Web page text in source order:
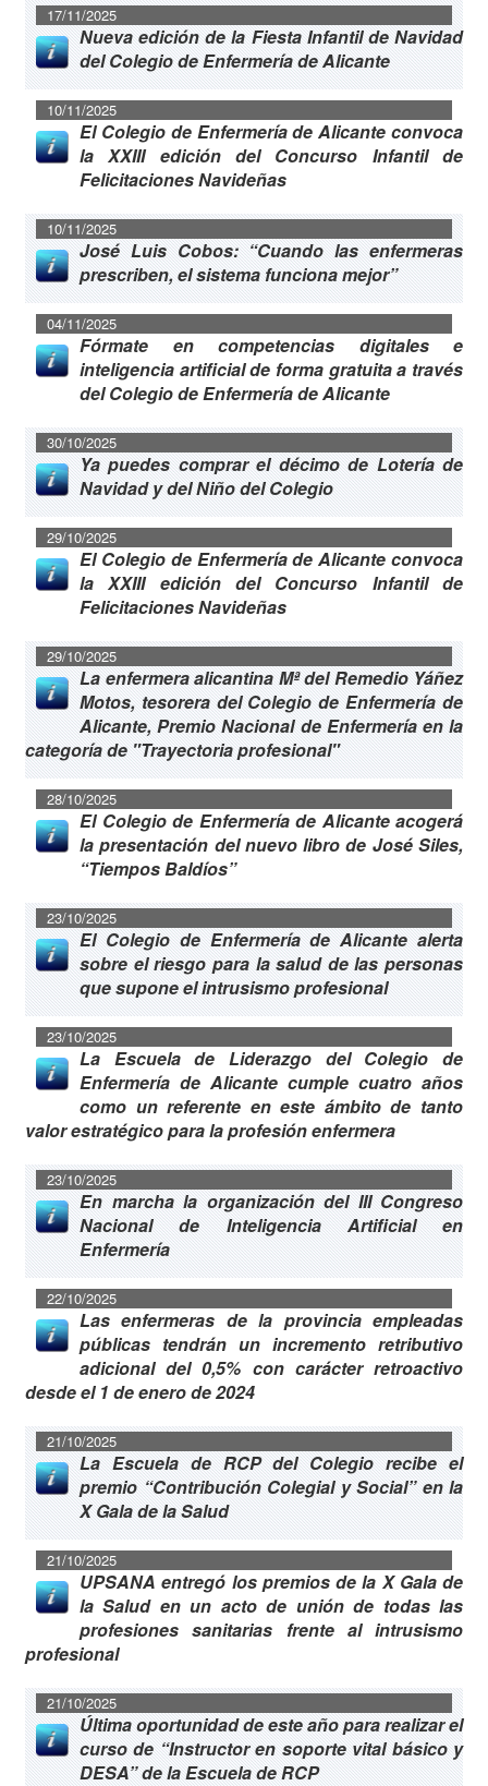
17/11/2025
Nueva edición de la Fiesta Infantil de Navidad
del Colegio de Enfermería de Alicante
10/11/2025
El Colegio de Enfermería de Alicante convoca
la XXIII edición del Concurso Infantil de
Felicitaciones Navideñas
10/11/2025
José Luis Cobos: “Cuando las enfermeras
prescriben, el sistema funciona mejor”
04/11/2025
Fórmate en competencias digitales e
inteligencia artificial de forma gratuita a través
del Colegio de Enfermería de Alicante
30/10/2025
Ya puedes comprar el décimo de Lotería de
Navidad y del Niño del Colegio
29/10/2025
El Colegio de Enfermería de Alicante convoca
la XXIII edición del Concurso Infantil de
Felicitaciones Navideñas
29/10/2025
La enfermera alicantina Mª del Remedio Yáñez
Motos, tesorera del Colegio de Enfermería de
Alicante, Premio Nacional de Enfermería en la
categoría de "Trayectoria profesional"
28/10/2025
El Colegio de Enfermería de Alicante acogerá
la presentación del nuevo libro de José Siles,
“Tiempos Baldíos”
23/10/2025
El Colegio de Enfermería de Alicante alerta
sobre el riesgo para la salud de las personas
que supone el intrusismo profesional
23/10/2025
La Escuela de Liderazgo del Colegio de
Enfermería de Alicante cumple cuatro años
como un referente en este ámbito de tanto
valor estratégico para la profesión enfermera
23/10/2025
En marcha la organización del III Congreso
Nacional de Inteligencia Artificial en
Enfermería
22/10/2025
Las enfermeras de la provincia empleadas
públicas tendrán un incremento retributivo
adicional del 0,5% con carácter retroactivo
desde el 1 de enero de 2024
21/10/2025
La Escuela de RCP del Colegio recibe el
premio “Contribución Colegial y Social” en la
X Gala de la Salud
21/10/2025
UPSANA entregó los premios de la X Gala de
la Salud en un acto de unión de todas las
profesiones sanitarias frente al intrusismo
profesional
21/10/2025
Última oportunidad de este año para realizar el
curso de “Instructor en soporte vital básico y
DESA” de la Escuela de RCP